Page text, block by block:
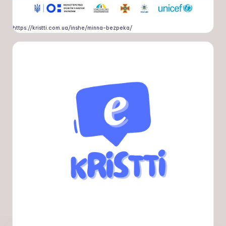
https://kristti.com.ua/inshe/minna-bezpeka/